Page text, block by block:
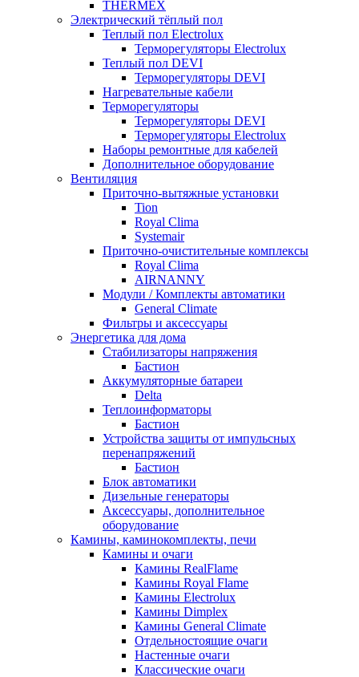
THERMEX
Электрический тёплый пол
Теплый пол Electrolux
Терморегуляторы Electrolux
Теплый пол DEVI
Терморегуляторы DEVI
Нагревательные кабели
Терморегуляторы
Терморегуляторы DEVI
Терморегуляторы Electrolux
Наборы ремонтные для кабелей
Дополнительное оборудование
Вентиляция
Приточно-вытяжные установки
Tion
Royal Clima
Systemair
Приточно-очистительные комплексы
Royal Clima
AIRNANNY
Модули / Комплекты автоматики
General Climate
Фильтры и аксессуары
Энергетика для дома
Стабилизаторы напряжения
Бастион
Аккумуляторные батареи
Delta
Теплоинформаторы
Бастион
Устройства защиты от импульсных
перенапряжений
Бастион
Блок автоматики
Дизельные генераторы
Аксессуары, дополнительное
оборудование
Камины, каминокомплекты, печи
Камины и очаги
Камины RealFlame
Камины Royal Flame
Камины Electrolux
Камины Dimplex
Камины General Climate
Отдельностоящие очаги
Настенные очаги
Классические очаги